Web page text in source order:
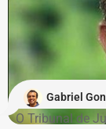
Os dados são
no sistema
Gabriel
O Tribunal de